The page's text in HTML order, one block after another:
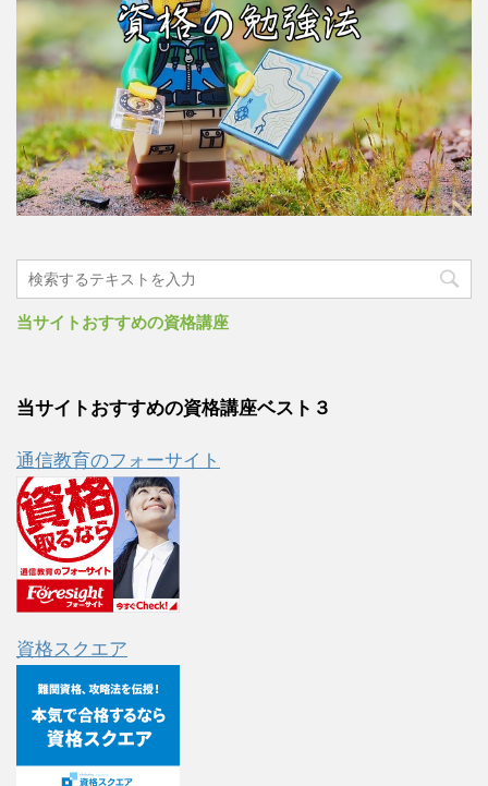
当サイトおすすめの資格講座
当サイトおすすめの資格講座ベスト３
通信教育のフォーサイト
資格スクエア